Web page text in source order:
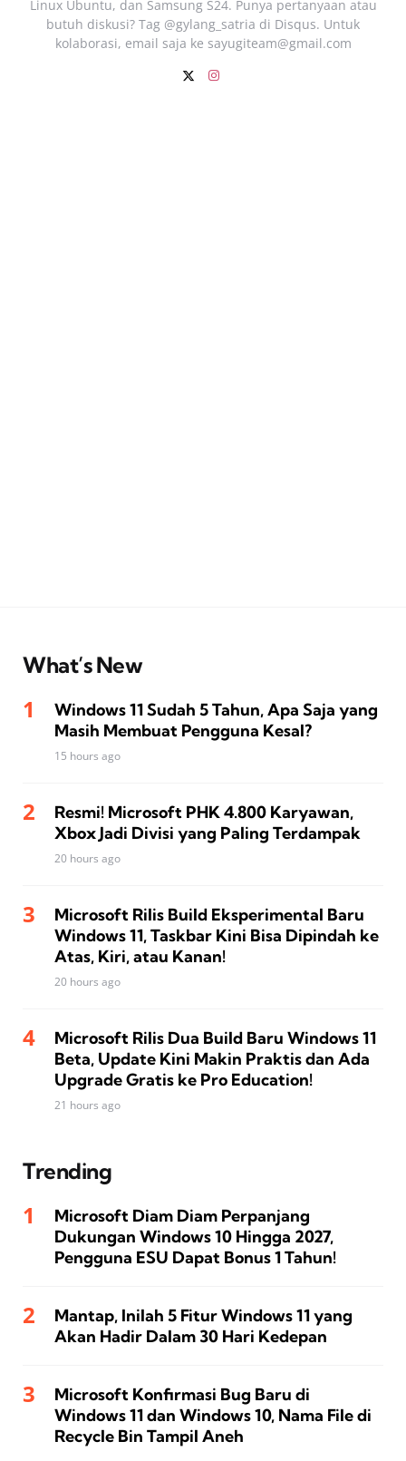
Linux Ubuntu, dan Samsung S24. Punya pertanyaan atau
butuh diskusi? Tag @gylang_satria di Disqus. Untuk
kolaborasi, email saja ke sayugiteam@gmail.com
What’s New
Windows 11 Sudah 5 Tahun, Apa Saja yang
Masih Membuat Pengguna Kesal?
15 hours ago
Resmi! Microsoft PHK 4.800 Karyawan,
Xbox Jadi Divisi yang Paling Terdampak
20 hours ago
Microsoft Rilis Build Eksperimental Baru
Windows 11, Taskbar Kini Bisa Dipindah ke
Atas, Kiri, atau Kanan!
20 hours ago
Microsoft Rilis Dua Build Baru Windows 11
Beta, Update Kini Makin Praktis dan Ada
Upgrade Gratis ke Pro Education!
21 hours ago
Trending
Microsoft Diam Diam Perpanjang
Dukungan Windows 10 Hingga 2027,
Pengguna ESU Dapat Bonus 1 Tahun!
Mantap, Inilah 5 Fitur Windows 11 yang
Akan Hadir Dalam 30 Hari Kedepan
Microsoft Konfirmasi Bug Baru di
Windows 11 dan Windows 10, Nama File di
Recycle Bin Tampil Aneh